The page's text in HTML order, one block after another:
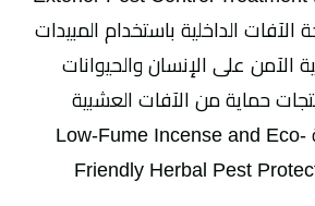
الداخلية باستخدام المبيدات
الآمن على الإنسان والحيوانات
حماية من الآفات العشبية
والصديقة للبيئة Low-Fume Incense and Eco-
Friendly Herbal Pest